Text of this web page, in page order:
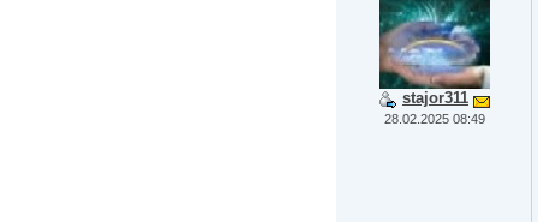
stajor311
28.02.2025 08:49